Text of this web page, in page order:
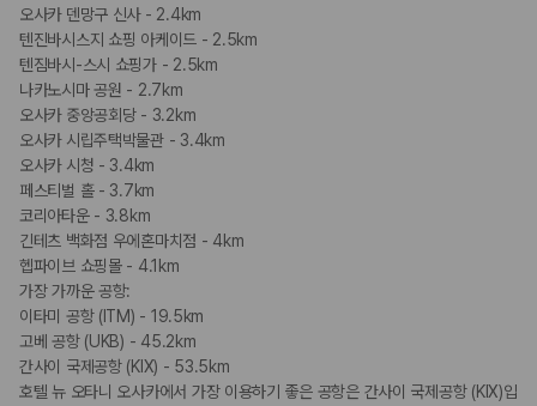
오사카 덴망구 신사 - 2.4km
텐진바시스지 쇼핑 아케이드 - 2.5km
텐짐바시-스시 쇼핑가 - 2.5km
나카노시마 공원 - 2.7km
오사카 중앙공회당 - 3.2km
오사카 시립주택박물관 - 3.4km
오사카 시청 - 3.4km
페스티벌 홀 - 3.7km
코리아타운 - 3.8km
긴테츠 백화점 우에혼마치점 - 4km
헵파이브 쇼핑몰 - 4.1km
가장 가까운 공항:
이타미 공항 (ITM) - 19.5km
고베 공항 (UKB) - 45.2km
간사이 국제공항 (KIX) - 53.5km
호텔 뉴 오타니 오사카에서 가장 이용하기 좋은 공항은 간사이 국제공항 (KIX)입